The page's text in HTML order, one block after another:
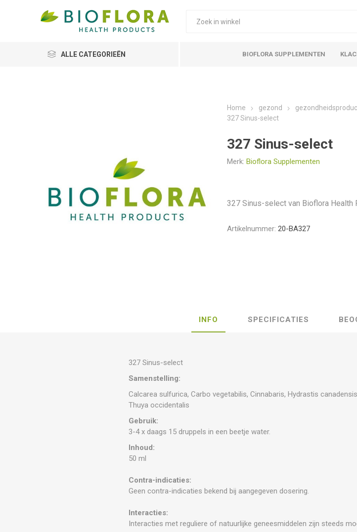
ALLE CATEGORIEËN BIOFLORA SUPPLEMENTEN
Home gezond
327 Sinus-select
327 Sinus-select
Merk: Bioflora Supplementen
327 Sinus-select van Bioflora Health
Artikelnummer: 20-BA327
INFO SPECIFICATIES
327 Sinus-select
Samenstelling:
Calcarea sulfurica, Carbo vegetabilis, Cinnabaris, Hydrastis
Thuya occidentalis
Gebruik:
3-4 x daags 15 druppels in een beetje water.
Inhoud:
50 ml
Contra-indicaties:
Geen contra-indicaties bekend bij aangegeven dosering.
Interacties:
Interacties met reguliere of natuurlijke geneesmiddelen zijn steeds